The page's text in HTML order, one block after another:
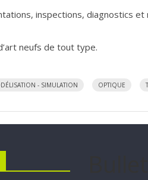
inspections, diagnostics
neufs de tout type.
- SIMULATION OPTIQUE